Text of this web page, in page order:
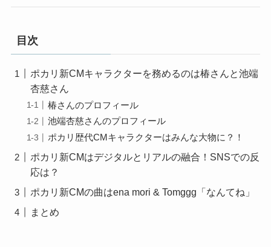
目次
ポカリ新CMキャラクターを務めるのは椿さんと池端
杏慈さん
椿さんのプロフィール
池端杏慈さんのプロフィール
ポカリ歴代CMキャラクターはみんな大物に？！
ポカリ新CMはデジタルとリアルの融合！SNSでの反
応は？
ポカリ新CMの曲はena mori & Tomggg「なんてね」
まとめ